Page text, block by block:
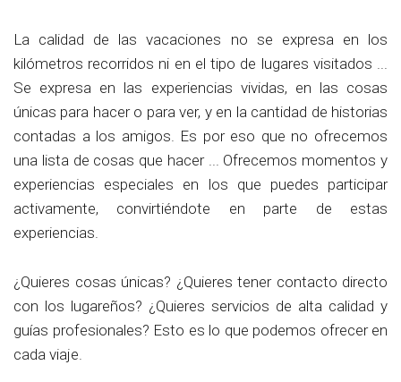
La calidad de las vacaciones no se expresa en los
kilómetros recorridos ni en el tipo de lugares visitados ...
Se expresa en las experiencias vividas, en las cosas
únicas para hacer o para ver, y en la cantidad de historias
contadas a los amigos. Es por eso que no ofrecemos
una lista de cosas que hacer ... Ofrecemos momentos y
experiencias especiales en los que puedes participar
activamente, convirtiéndote en parte de estas
experiencias.
¿Quieres cosas únicas? ¿Quieres tener contacto directo
con los lugareños? ¿Quieres servicios de alta calidad y
guías profesionales? Esto es lo que podemos ofrecer en
cada viaje.